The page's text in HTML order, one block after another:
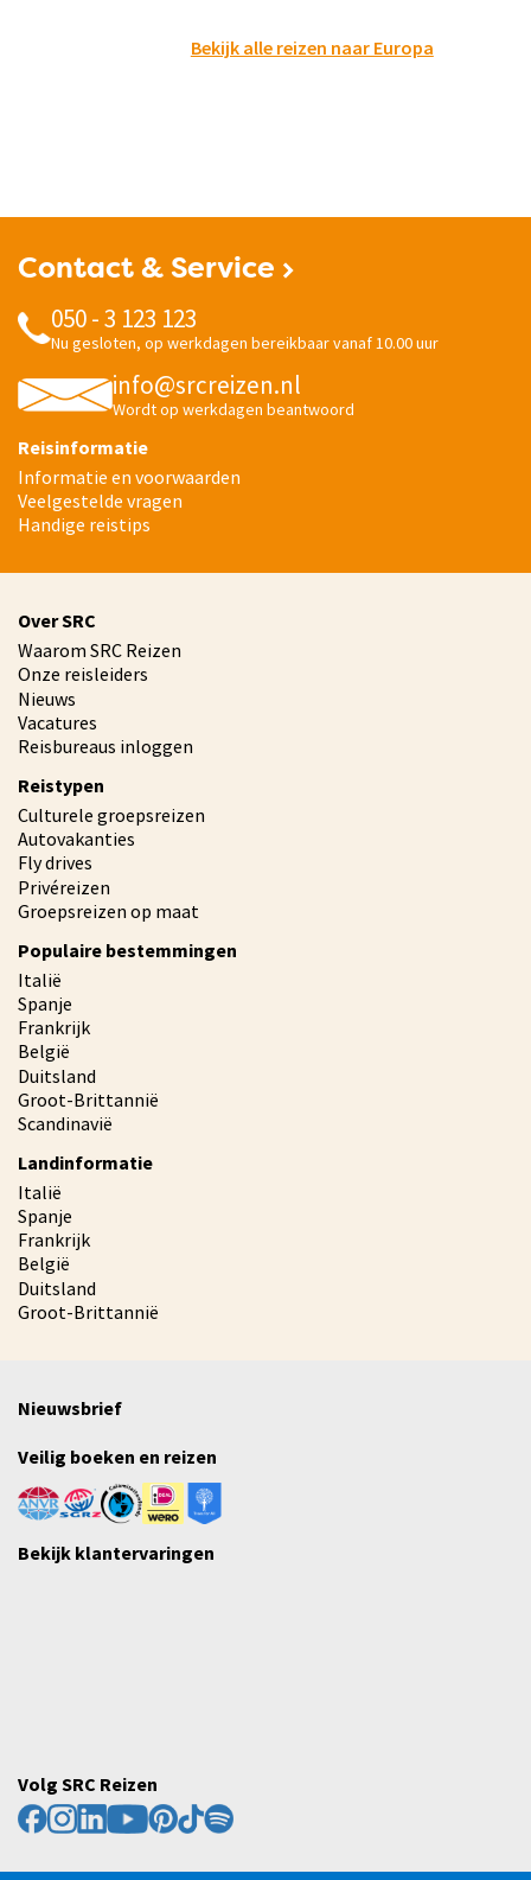
Bekijk alle reizen naar Europa
Contact & Service
050 - 3 123 123
Nu gesloten, op werkdagen bereikbaar vanaf 10.00 uur
info@srcreizen.nl
Wordt op werkdagen beantwoord
Reisinformatie
Informatie en voorwaarden
Veelgestelde vragen
Handige reistips
Over SRC
Waarom SRC Reizen
Onze reisleiders
Nieuws
Vacatures
Reisbureaus inloggen
Reistypen
Culturele groepsreizen
Autovakanties
Fly drives
Privéreizen
Groepsreizen op maat
Populaire bestemmingen
Italië
Spanje
Frankrijk
België
Duitsland
Groot-Brittannië
Scandinavië
Landinformatie
Italië
Spanje
Frankrijk
België
Duitsland
Groot-Brittannië
Nieuwsbrief
Veilig boeken en reizen
Bekijk klantervaringen
Volg SRC Reizen